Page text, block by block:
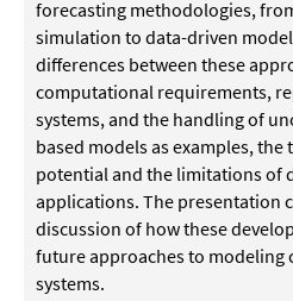
forecasting methodologies,
simulation to data-driven
differences between these
computational requirements,
systems, and the handling of
based models as examples,
potential and the limitations of
applications. The presentation
discussion of how these
future approaches to modeling
systems.